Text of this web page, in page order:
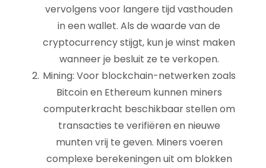
vervolgens voor langere tijd vasthouden
in een wallet. Als de waarde van de
cryptocurrency stijgt, kun je winst maken
wanneer je besluit ze te verkopen.
Mining: Voor blockchain-netwerken zoals
Bitcoin en Ethereum kunnen miners
computerkracht beschikbaar stellen om
transacties te verifiëren en nieuwe
munten vrij te geven. Miners voeren
complexe berekeningen uit om blokken